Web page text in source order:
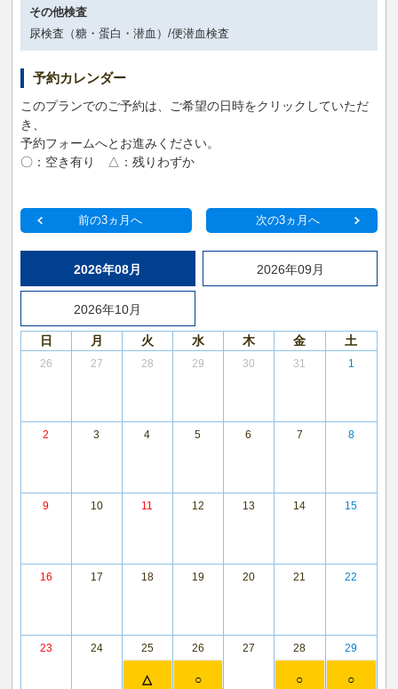
その他検査
尿検査（糖・蛋白・潜血）/便潜血検査
予約カレンダー
このプランでのご予約は、ご希望の日時をクリックしていただ
き、
予約フォームへとお進みください。
〇：空き有り △：残りわずか
前の3ヵ月へ 次の3ヵ月へ
2026年08月 2026年09月
2026年10月
日 月 火 水 木 金 土
26 27 28 29 30 31 1
2 3 4 5 6 7 8
9 10 11 12 13 14 15
16 17 18 19 20 21 22
23 24 25
△
26
○
27 28
○
29
○